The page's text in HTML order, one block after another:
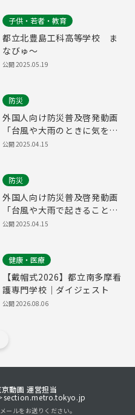
子供・若者・教育
都立北豊島工科高等学校 ま
なびゅ～
公開2025.05.19
防災
外国人向け防災普及啓発動画
「台風や大雨のときに気をつ
けること」
公開2025.04.15
防災
外国人向け防災普及啓発動画
「台風や大雨で起きること、
準備すること」
公開2025.04.15
健康・医療
【戴帽式2026】都立南多摩看
護専門学校｜ダイジェスト
公開2026.08.06
動画 運営担当
section.metro.tokyo.jp
ルをお送りください。